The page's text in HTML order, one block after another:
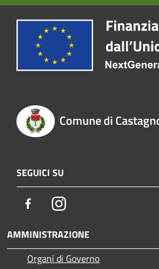
Comune di
SEGUICI SU
FacebookInstagram
AMMINISTRAZIONE
Organi di Governo